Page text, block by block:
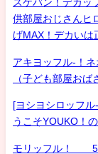
スケバン！デカッ
供部屋おじさんヒ
げMAX！デカいは
アキヨッフル-！
（子ども部屋おば
[ヨシヨシロッフ
うこそYOUKO！
モリッフル！ 50